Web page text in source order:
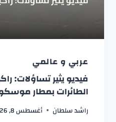
عربي و عالمي
فيديو يثير تساؤلات:
الطائرات بمطار
راشد سلطان أغسطس 8, 2026